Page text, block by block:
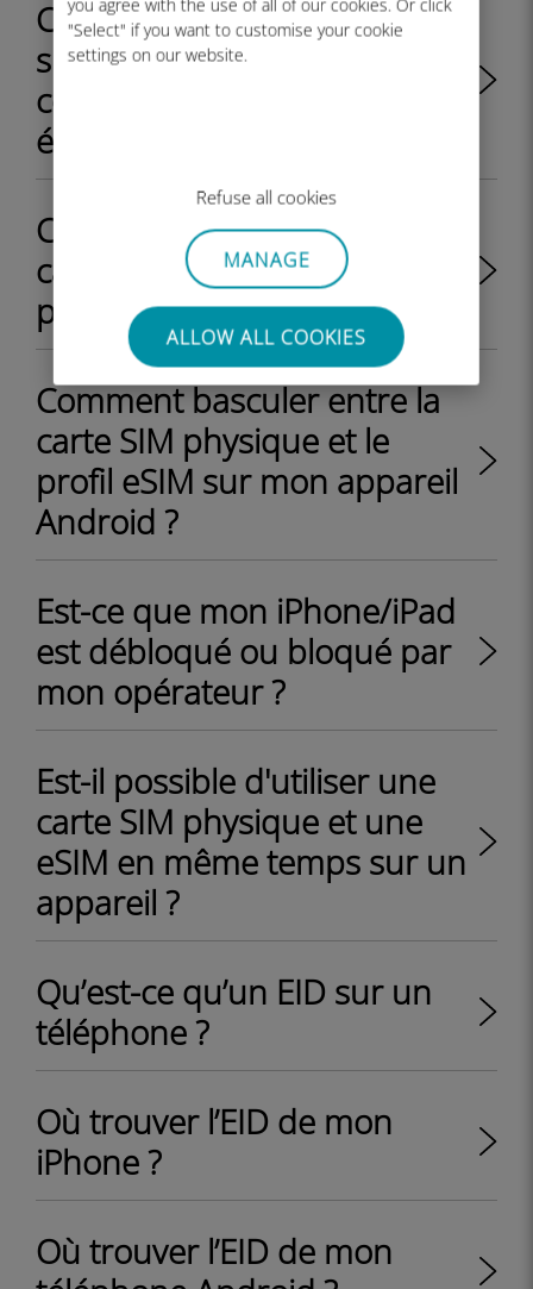
you agree with the use of all of our cookies. Or click
"Select" if you want to customise your cookie
settings on our website.
Refuse all cookies
MANAGE
ALLOW ALL COOKIES
Comment installer une eSIM
sur un iPhone : guide
complet de configuration
étape par étape
Comment basculer entre la
carte SIM physique et le
profil eSIM sur mon iPhone ?
Comment basculer entre la
carte SIM physique et le
profil eSIM sur mon appareil
Android ?
Est-ce que mon iPhone/iPad
est débloqué ou bloqué par
mon opérateur ?
Est-il possible d'utiliser une
carte SIM physique et une
eSIM en même temps sur un
appareil ?
Qu’est-ce qu’un EID sur un
téléphone ?
Où trouver l’EID de mon
iPhone ?
Où trouver l’EID de mon